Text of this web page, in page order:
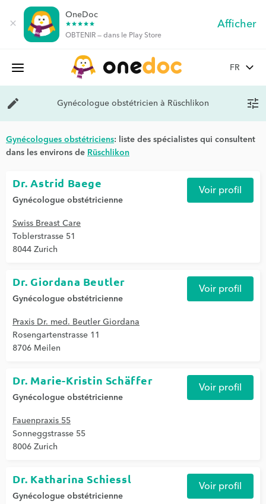
close
OneDoc
star star star star star
OBTENIR — dans le Play Store
Afficher
OneDoc
edit Gynécologue obstétricien à Rüschlikon tune
Gynécologues obstétriciens: liste des spécialistes qui consultent
dans les environs deRüschlikon
Dr. Astrid Baege
Gynécologue obstétricienne
Swiss Breast Care
Toblerstrasse 51
8044 Zurich
Voir profil
Dr. Giordana Beutler
Gynécologue obstétricienne
Praxis Dr. med. Beutler Giordana
Rosengartenstrasse 11
8706 Meilen
Voir profil
Dr. Marie-Kristin Schäffer
Gynécologue obstétricienne
Fauenpraxis 55
Sonneggstrasse 55
8006 Zurich
Voir profil
Dr. Katharina Schiessl
Gynécologue obstétricienne
Voir profil